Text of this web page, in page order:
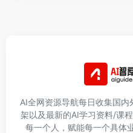
AI全网资源导航每日收集国
架以及最新的AI学习资料/课
每一个人，赋能每一个具体